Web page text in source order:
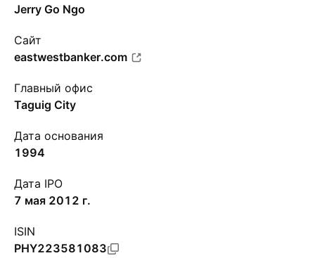
Jerry Go Ngo
Сайт
eastwestbanker.com
Главный офис
Taguig City
Дата основания
1994
Дата IPO
7 мая 2012 г.
ISIN
PHY223581083